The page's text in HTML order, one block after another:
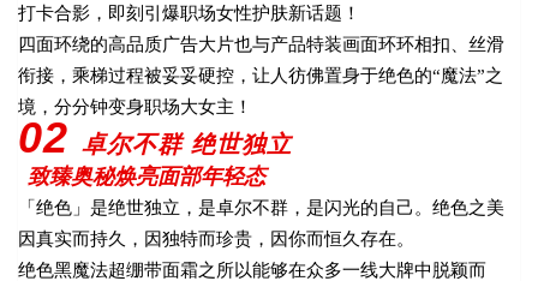
打卡合影，即刻引爆职场女性护肤新话题！
四面环绕的高品质广告大片也与产品特装画面环环相扣、丝滑
衔接，乘梯过程被妥妥硬控，让人彷佛置身于绝色的“魔法”之
境，分分钟变身职场大女主！
02 卓尔不群 绝世独立
致臻奥秘焕亮面部年轻态
「绝色」 是绝世独立，是卓尔不群，是闪光的自己。绝色之美
因真实而持久，因独特而珍贵，因你而恒久存在。
绝色黑魔法超绷带面霜之所以能够在众多一线大牌中脱颖而